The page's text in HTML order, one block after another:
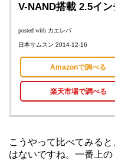
V-NAND搭載 2.5イ
posted with カエレバ
日本サムスン 2014-12-16
Amazonで調べる
楽天市場で調べる
こうやって比べてみる
はないですね。一番上